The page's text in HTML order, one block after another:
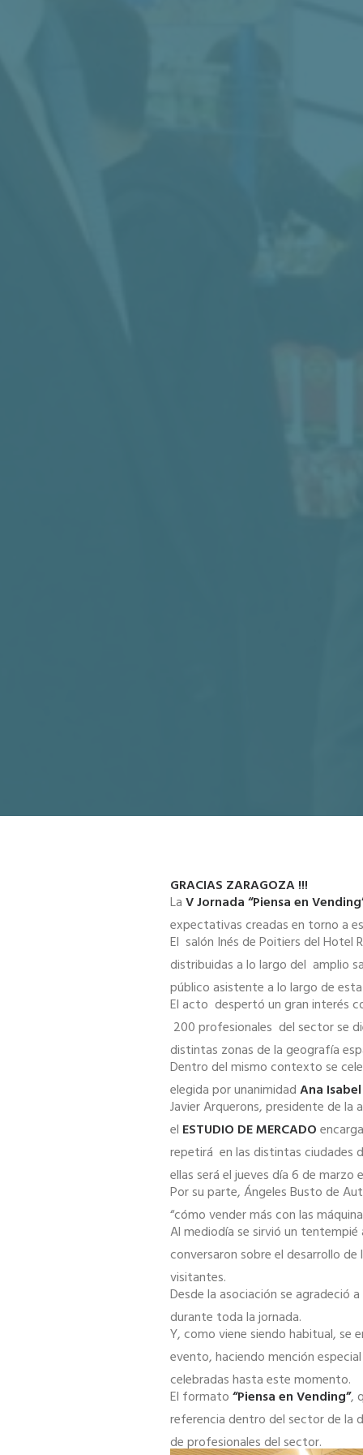
GRACIAS ZARAGOZA !!!
LaV Jornada “Piensa en
expectativas creadas en torno a
El salón Inés de Poitiers del Hotel
distribuidas a lo largo del amplio
público asistente a lo largo de
El acto despertó un gran interés
200 profesionales del sector se
distintas zonas de la geografía
Dentro del mismo contexto se
elegida por unanimidadAna
Javier Arquerons, presidente de
el ESTUDIO DE MERCADO
repetirá en las distintas ciudades
ellas será el jueves día 6 de marzo
Por su parte, Ángeles Busto de
“cómo vender más con las
Al mediodía se sirvió un
conversaron sobre el desarrollo
visitantes.
Desde la asociación se agradeció
durante toda la jornada.
Y, como viene siendo habitual, se
evento, haciendo mención
celebradas hasta este momento.
El formato“Piensa en Vending”,
referencia dentro del sector de la
de profesionales del sector.